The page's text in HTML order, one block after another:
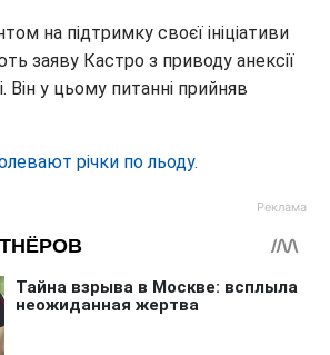
на підтримку своєї ініціативи
заяву Кастро з приводу анексії
Він у цьому питанні прийняв
річки по льоду.